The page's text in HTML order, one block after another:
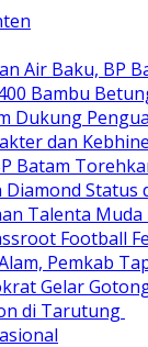
Air Baku, BP
Bambu
Dukung
dan
Batam
Diamond Status
Talenta Muda
Football
Pemkab
Gelar
di Tarutung